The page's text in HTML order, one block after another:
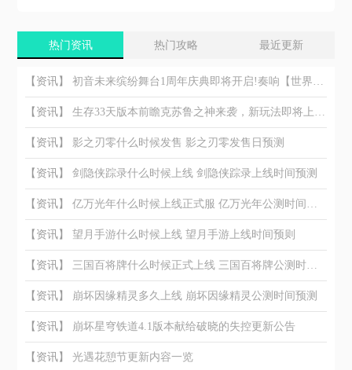
热门资讯 热门攻略 最近更新
【资讯】
【资讯】
【资讯】 影之刃零什么时候发售 影之刃零发售日预测
【资讯】 剑隐侠踪录什么时候上线 剑隐侠踪录上线时间预测
【资讯】
【资讯】 望月手游什么时候上线 望月手游上线时间预则
【资讯】
【资讯】 崩坏因缘精灵多久上线 崩坏因缘精灵公测时间预测
【资讯】 崩坏星穹铁道4.1版本献给破晓的失控更新公告
【资讯】 光遇花憩节更新内容一览